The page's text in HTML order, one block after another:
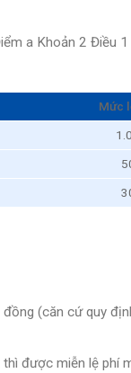
a Khoản 2 Điều
Mức
(căn cứ quy
được miễn lệ phí